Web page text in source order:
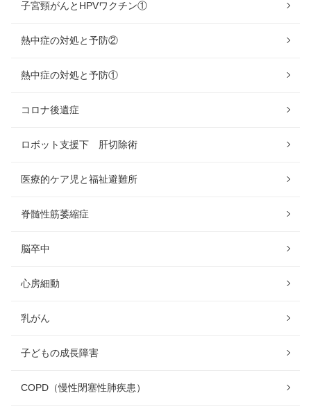
子宮頸がんとHPVワクチン①
熱中症の対処と予防②
熱中症の対処と予防①
コロナ後遺症
ロボット支援下 肝切除術
医療的ケア児と福祉避難所
脊髄性筋萎縮症
脳卒中
心房細動
乳がん
子どもの成長障害
COPD（慢性閉塞性肺疾患）